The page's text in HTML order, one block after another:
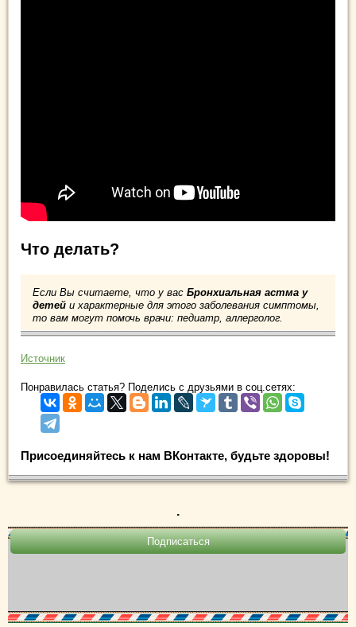
Что делать?
Если Вы считаете, что у вас Бронхиальная астма у
детей и характерные для этого заболевания симптомы,
то вам могут помочь врачи: педиатр, аллерголог.
Источник
Понравилась статья? Поделись с друзьями в соц.сетях:
Присоединяйтесь к нам ВКонтакте, будьте здоровы!
.